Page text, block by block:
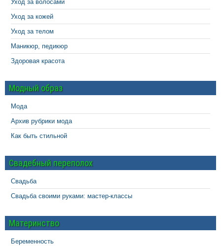
Уход за волосами
Уход за кожей
Уход за телом
Маникюр, педикюр
Здоровая красота
Модный образ
Мода
Архив рубрики мода
Как быть стильной
Свадебный переполох
Свадьба
Свадьба своими руками: мастер-классы
Материнство
Беременность